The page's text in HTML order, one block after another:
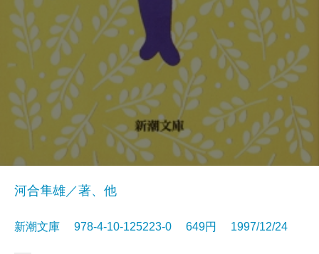
河合隼雄／著、他
新潮文庫 978-4-10-125223-0 649円 1997/12/24